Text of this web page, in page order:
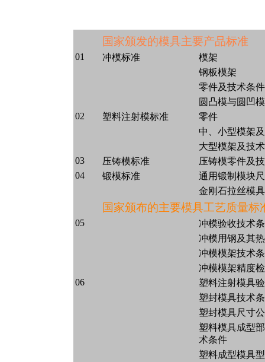
国家颁发的模具主要产品标准
01 冲模标准
模架
钢板模架
零件及技术条件
圆凸模与圆凹模
02
塑料注射模标准
零件
中、小型模架
大型模架及技
03
压铸模标准
压铸模零件及
04
锻模标准
通用锻制模块
金刚石拉丝模具
国家颁布的主要模具工艺质量标
05
冲模验收技术
冲模用钢及其
冲模模架技术
冲模模架精度
06
塑料注射模具
塑封模具技术
塑封模具尺寸
塑料模具成型
术条件
塑料成型模具